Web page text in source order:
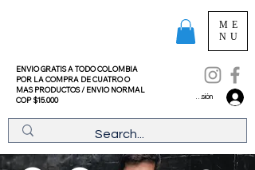
ENVIO GRATIS A TODO COLOMBIA
POR LA COMPRA DE CUATRO O
MAS PRODUCTOS / ENVIO NORMAL
COP $15.000
ME
NU
Iniciar sesión